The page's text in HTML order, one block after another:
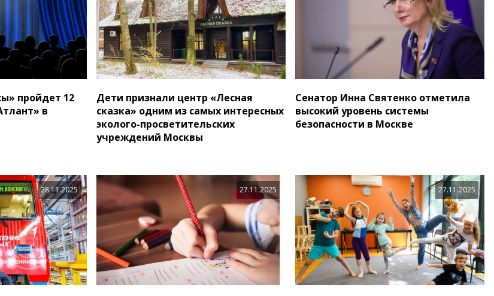
пройдет 12
в
Дети признали центр «Лесная
сказка» одним из самых интересных
эколого-просветительских
учреждений Москвы
Сенатор Инна Святенко отметила
высокий уровень системы
безопасности в Москве
28.11.2025 27.11.2025 27.11.2025